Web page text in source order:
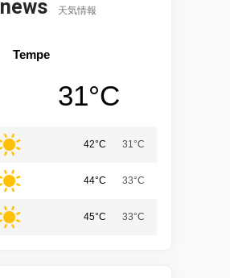
天気情報
Tempe
31°C
42°C 31°C
44°C 33°C
45°C 33°C